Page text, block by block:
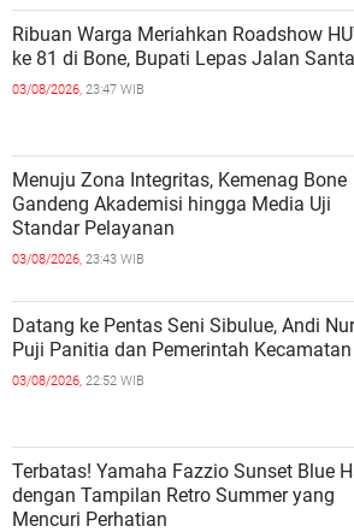
Ribuan Warga Meriahkan Roadshow
ke 81 di Bone, Bupati Lepas Jalan
03/08/2026, 23:47 WIB
Menuju Zona Integritas, Kemenag Bone
Gandeng Akademisi hingga Media Uji
Standar Pelayanan
03/08/2026, 23:43 WIB
Datang ke Pentas Seni Sibulue, Andi
Puji Panitia dan Pemerintah Kecamatan
03/08/2026, 22:52 WIB
Terbatas! Yamaha Fazzio Sunset Blue
dengan Tampilan Retro Summer yang
Mencuri Perhatian